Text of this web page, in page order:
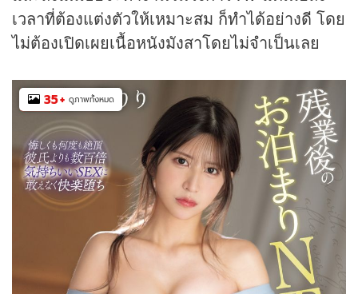
เวลาที่ต้องแต่งตัวให้เหมาะสม ก็ทำได้อย่างดี โดย
ไม่ต้องเปิดเผยเนื้อหนังมังสาโดยไม่จำเป็นเลย
35+ ดูภาพทั้งหมด